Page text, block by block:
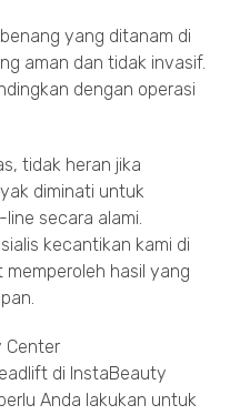
yang ditanam di
aman dan tidak invasif.
dengan operasi
tidak heran jika
diminati untuk
secara alami.
kecantikan kami di
hasil yang
Center
di InstaBeauty
Anda lakukan untuk